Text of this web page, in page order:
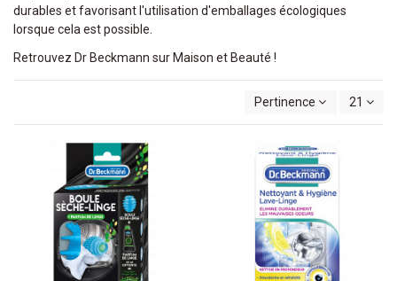
durables et favorisant l'utilisation d'emballages écologiques
lorsque cela est possible.
Retrouvez Dr Beckmann sur Maison et Beauté !
Pertinence 21